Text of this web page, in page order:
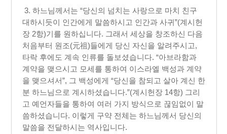
3. 하느님께서는 “당신의 넘치는 사랑으로 마치 친구
대하시듯이 인간에게 말씀하시고 인간과 사귀”(계시헌
장 2항)기를 원하십니다. 그래서 세상을 창조하신 다음
처음부터 원조(元祖)들에게 당신 자신을 알려주시고,
타락 후에도 계속 인류를 돌보셨습니다. “아브라함과
계약을 맺으시고 모세를 통하여 이스라엘 백성과 계약
을 맺으셔서”, 그 백성에게 “당신을 참되고 살아 계신 한
분 하느님으로 계시하셨습니다.”(계시헌장 14항) 그리
고 예언자들을 통하여 여러 가지 방식으로 끊임없이 말
씀하셨습니다. 이렇게 구약 전체는 하느님께서 당신의
말씀을 전달하시는 역사입니다.